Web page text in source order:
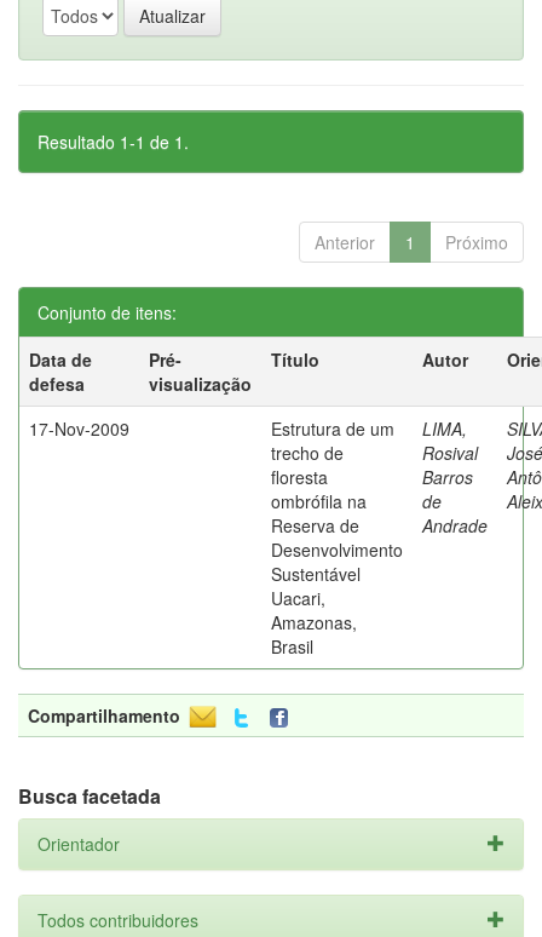
Resultado 1-1 de 1.
Anterior 1 Próximo
Conjunto de itens:
Data de
defesa
Pré-
visualização
Título Autor
17-Nov-2009
Estrutura de um
trecho de
floresta
ombrófila na
Reserva de
Desenvolvimento
Sustentável
Uacari,
Amazonas,
Brasil
LIMA,
Rosival
Barros
de
Andrade
José
Compartilhamento
Busca facetada
Orientador
Todos contribuidores